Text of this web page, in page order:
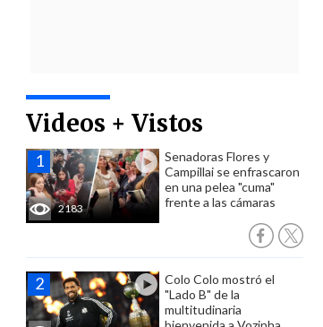
Videos + Vistos
2183
Senadoras Flores y
Campillai se enfrascaron
en una pelea "cuma"
frente a las cámaras
Colo Colo mostró el
"Lado B" de la
multitudinaria